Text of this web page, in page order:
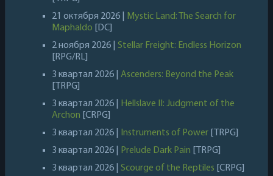
21 октября 2026 |
Mystic Land: The Search for
Maphaldo
[DC]
2 ноября 2026 | Stellar Freight: Endless Horizon
[RPG/RL]
3 квартал 2026 | Ascenders: Beyond the Peak
[TRPG]
3 квартал 2026 |
Hellslave II: Judgment of the
Archon [CRPG]
3 квартал 2026 |
Instruments of Power
[TRPG]
3 квартал 2026 |
Prelude Dark Pain
[TRPG]
3 квартал 2026 | Scourge of the Reptiles [CRPG]